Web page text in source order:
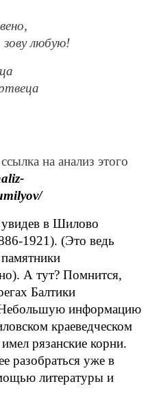
любую!
на анализ этого
в Шилово
1921). (Это ведь
памятники
А тут? Помнится,
Балтики
информацию
краеведческом
рязанские корни.
разобраться уже в
литературы и